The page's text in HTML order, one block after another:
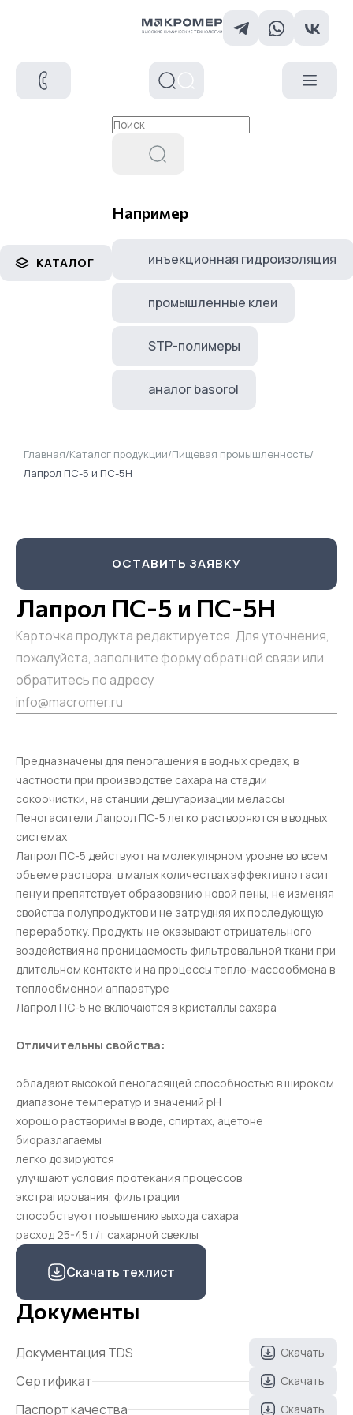
КАТАЛОГ
Например
инъекционная гидроизоляция
промышленные клеи
STP-полимеры
аналог basorol
Главная/Каталог продукции/Пищевая промышленность/
Лапрол ПС-5 и ПС-5Н
ОСТАВИТЬ ЗАЯВКУ
Лапрол ПС-5 и ПС-5Н
Карточка продукта редактируется. Для уточнения,
пожалуйста, заполните форму обратной связи или
обратитесь по адресу
info@macromer.ru
Предназначены для пеногашения в водных средах, в
частности при производстве сахара на стадии
сокоочистки, на станции дешугаризации мелассы
Пеногасители Лапрол ПС-5 легко растворяются в водных
системах
Лапрол ПС-5 действуют на молекулярном уровне во всем
объеме раствора, в малых количествах эффективно гасит
пену и препятствует образованию новой пены, не изменяя
свойства полупродуктов и не затрудняя их последующую
переработку. Продукты не оказывают отрицательного
воздействия на проницаемость фильтровальной ткани при
длительном контакте и на процессы тепло-массообмена в
теплообменной аппаратуре
Лапрол ПС-5 не включаются в кристаллы сахара
Отличительны свойства:
обладают высокой пеногасящей способностью в широком
диапазоне температур и значений рН
хорошо растворимы в воде, спиртах, ацетоне
биоразлагаемы
легко дозируются
улучшают условия протекания процессов
экстрагирования, фильтрации
способствуют повышению выхода сахара
расход 25-45 г/т сахарной свеклы
Скачать техлист
Документы
Документация TDS Скачать
Сертификат Скачать
Паспорт качества Скачать